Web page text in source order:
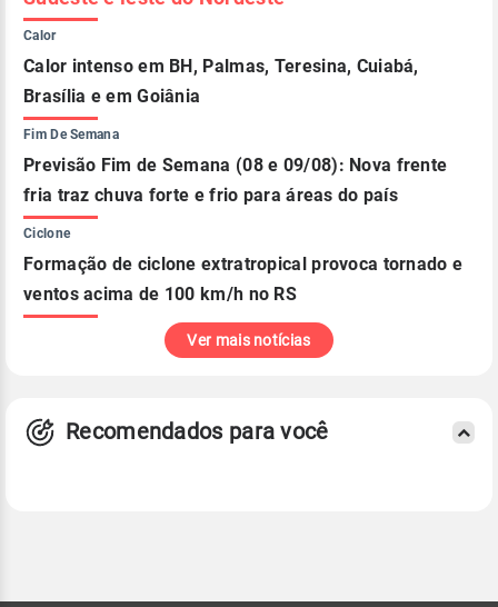
Calor
Calor intenso em BH, Palmas, Teresina, Cuiabá,
Brasília e em Goiânia
Fim De Semana
Previsão Fim de Semana (08 e 09/08): Nova frente
fria traz chuva forte e frio para áreas do país
Ciclone
Formação de ciclone extratropical provoca tornado e
ventos acima de 100 km/h no RS
Ver mais notícias
Recomendados para você